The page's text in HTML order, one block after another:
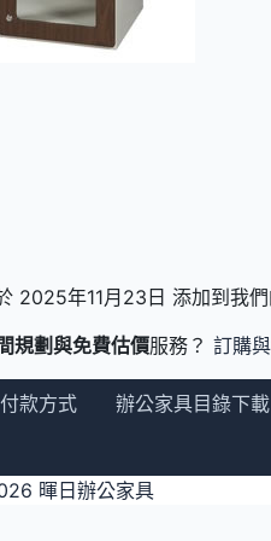
2025年11月23日 添加到我們
規劃與免費估價服務？ 訂購
付款方式 辦公家具目錄下載
暉日辦公家具